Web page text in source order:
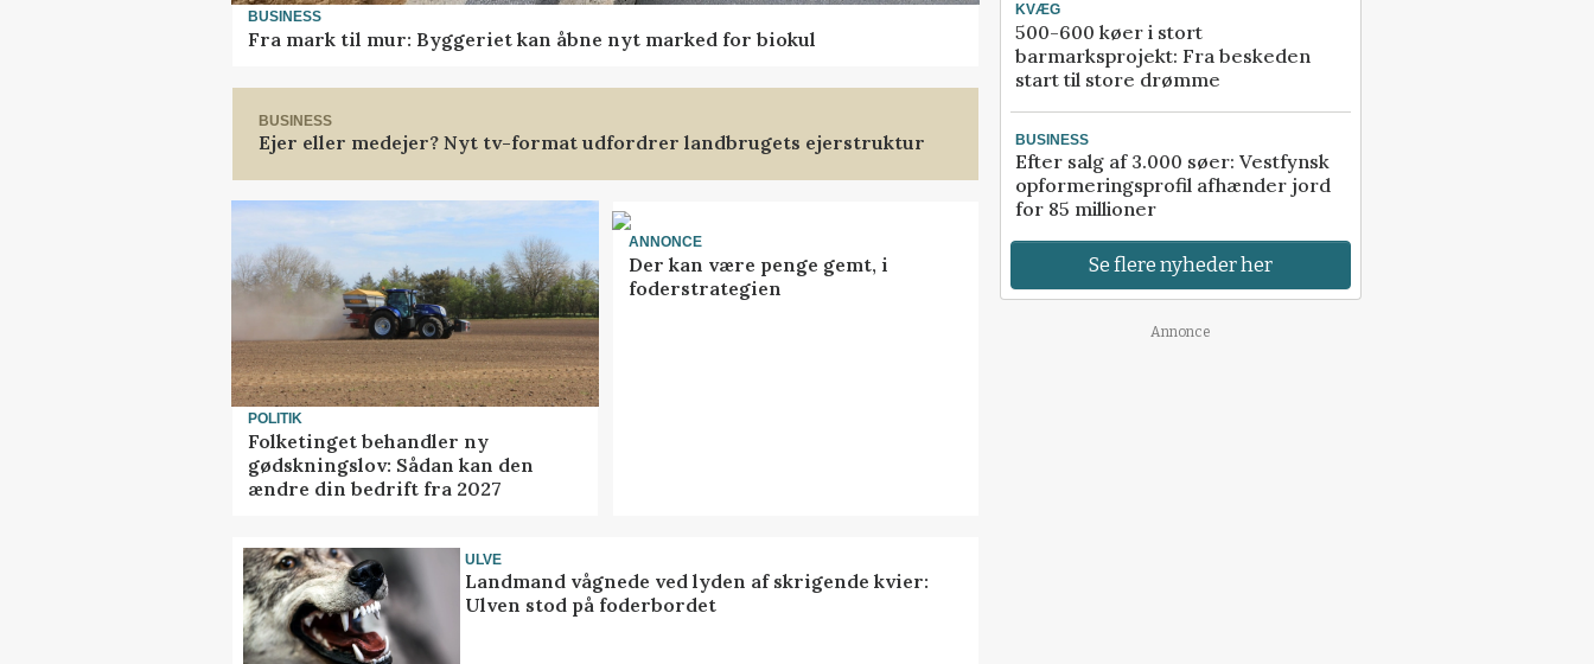
BUSINESS
Fra mark til mur: Byggeriet kan åbne nyt marked for biokul
BUSINESS
Ejer eller medejer? Nyt tv-format udfordrer landbrugets ejerstruktur
POLITIK
Folketinget behandler ny
gødskningslov: Sådan kan den
ændre din bedrift fra 2027
ANNONCE
Der kan være penge gemt, i
foderstrategien
ULVE
Landmand vågnede ved lyden af skrigende kvier:
Ulven stod på foderbordet
KVÆG
500-600 køer i stort
barmarksprojekt: Fra beskeden
start til store drømme
BUSINESS
Efter salg af 3.000 søer: Vestfynsk
opformeringsprofil afhænder jord
for 85 millioner
Se flere nyheder her
Annonce